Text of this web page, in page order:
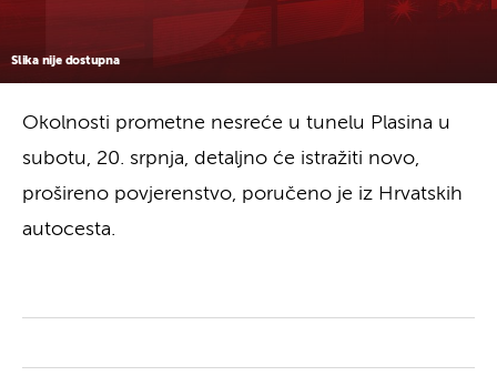
Slika nije dostupna
Okolnosti prometne nesreće u tunelu Plasina u
subotu, 20. srpnja, detaljno će istražiti novo,
prošireno povjerenstvo, poručeno je iz Hrvatskih
autocesta.